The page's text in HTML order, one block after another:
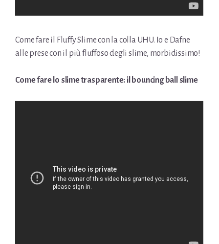
Come fare il Fluffy Slime con la colla UHU. Io e Dafne
alle prese con il più fluffoso degli slime, morbidissimo!
Come fare lo slime trasparente: il bouncing ball slime